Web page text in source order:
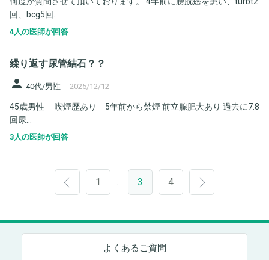
回、bcg5回...
4人の医師が回答
繰り返す尿管結石？？
person 40代/男性 - 2025/12/12
45歳男性 喫煙歴あり 5年前から禁煙 前立腺肥大あり 過去に7.8
回尿...
3人の医師が回答
1 3 4
よくあるご質問